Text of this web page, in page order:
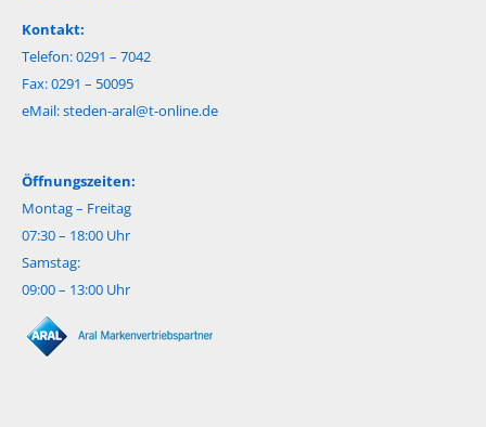
Kontakt:
Telefon: 0291 – 7042
Fax: 0291 – 50095
eMail:steden-aral@t-online.de
Öffnungszeiten:
Montag – Freitag
07:30 – 18:00 Uhr
Samstag:
09:00 – 13:00 Uhr